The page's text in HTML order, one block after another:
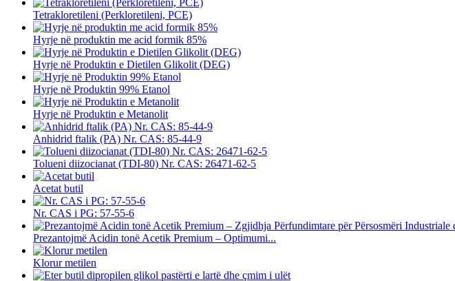
Tetrakloretileni (Perkloretileni, PCE)
Hyrje në produktin me acid formik 85%
Hyrje në Produktin e Dietilen Glikolit (DEG)
Hyrje në Produktin 99% Etanol
Hyrje në Produktin e Metanolit
Anhidrid ftalik (PA) Nr. CAS: 85-44-9
Tolueni diizocianat (TDI-80) Nr. CAS: 26471-62-5
Acetat butil
Nr. CAS i PG: 57-55-6
Prezantojmë Acidin tonë Acetik Premium – Optimumi...
Klorur metilen